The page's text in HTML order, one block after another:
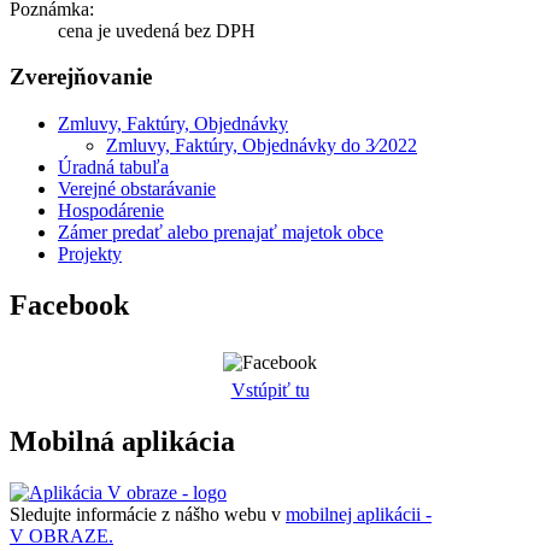
Poznámka:
cena je uvedená bez DPH
Zverejňovanie
Zmluvy, Faktúry, Objednávky
Zmluvy, Faktúry, Objednávky do 3⁄2022
Úradná tabuľa
Verejné obstarávanie
Hospodárenie
Zámer predať alebo prenajať majetok obce
Projekty
Facebook
Vstúpiť tu
Mobilná aplikácia
Sledujte informácie z nášho webu v mobilnej aplikácii -
V OBRAZE.